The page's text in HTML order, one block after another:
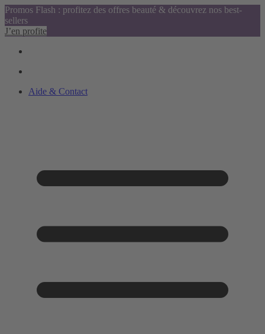
Promos Flash : profitez des offres beauté & découvrez nos best-
sellers
J’en profite
Aide & Contact